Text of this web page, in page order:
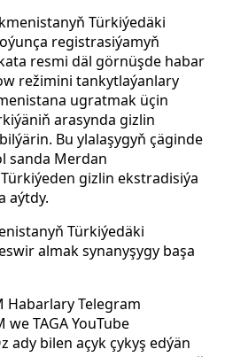
Türkiýedäki
registrasiýamyň
resmi däl görnüşde habar
režimini tankytlaýanlary
ugratmak üçin
arasynda gizlin
Bu ylalaşygyň çäginde
sanda Merdan
gizlin ekstradisiýa
aýtdy.
Türkiýedäki
almak synanyşygy başa
Habarlary Telegram
TAGA YouTube
ady bilen açyk çykyş edýän